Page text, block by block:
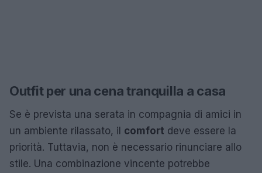
Outfit per una cena tranquilla a casa
Se è prevista una serata in compagnia di amici in
un ambiente rilassato, il comfort deve essere la
priorità. Tuttavia, non è necessario rinunciare allo
stile. Una combinazione vincente potrebbe